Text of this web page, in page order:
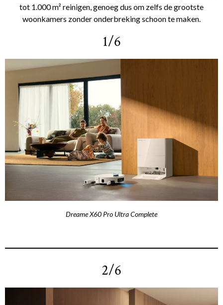
tot 1.000 m² reinigen, genoeg dus om zelfs de grootste
woonkamers zonder onderbreking schoon te maken.
1/6
Dreame X60 Pro Ultra Complete
2/6